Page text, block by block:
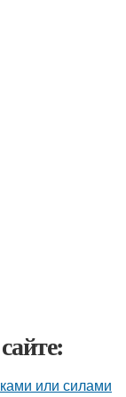
или силами